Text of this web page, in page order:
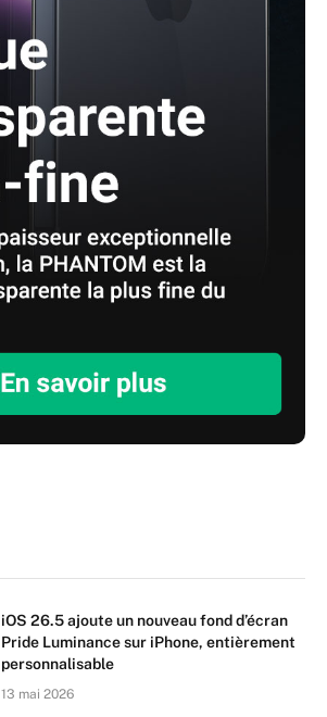
iOS 26.5 ajoute un nouveau fond d’écran
Pride Luminance sur iPhone, entièrement
personnalisable
13 mai 2026